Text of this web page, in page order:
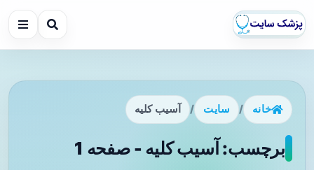
خانه / سایت / آسیب کلیه
برچسب: آسیب کلیه - صفحه 1